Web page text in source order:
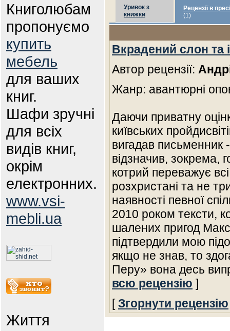
Книголюбам
пропонуємо
купить
мебель
для ваших
книг.
Шафи зручні
для всіх
видів книг,
окрім
електронних.
www.vsi-
mebli.ua
Життя
Уривок з
книжки
Рецензії в пресі
(1)
Вкрадений слон та
Автор рецензії:
Жанр: авантюрні
Даючи приватну
київських
вигадав письменник
відзначив, зокрема,
котрий переважує
розхристані та не
наявності певної
2010 роком тексти,
шалених пригод
підтвердили мою
якщо не знав, то
Перу» вона десь
всю рецензію ]
[Згорнути рецензію